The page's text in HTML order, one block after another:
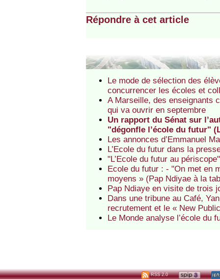
Répondre à cet article
Le mode de sélection des
concurrencer les écoles et
A Marseille, des enseignants
qui va ouvrir en septembre
Un rapport du Sénat sur
"dégonfle l’école du futur"
Les annonces d’Emmanuel
L’Ecole du futur dans la
"L’Ecole du futur au
Ecole du futur : - "On met en
moyens » (Pap Ndiyae à la
Pap Ndiaye en visite de trois
Dans une tribune au Café,
recrutement et le « New
Le Monde analyse l’école du
RSS 2.0